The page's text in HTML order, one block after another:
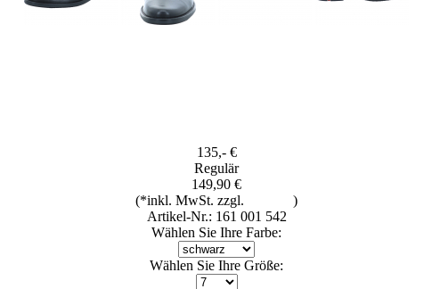
135,- €
Regulär
149,90 €
(*inkl. MwSt. zzgl.
)
Artikel-Nr.: 161 001 542
Wählen Sie Ihre Farbe:
Wählen Sie Ihre Größe: